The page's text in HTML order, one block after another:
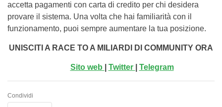
accetta pagamenti con carta di credito per chi desidera
provare il sistema. Una volta che hai familiarità con il
funzionamento, puoi sempre aumentare la tua posizione.
UNISCITI A RACE TO A MILIARDI DI COMMUNITY ORA
Sito web Twitter Telegram
Condividi